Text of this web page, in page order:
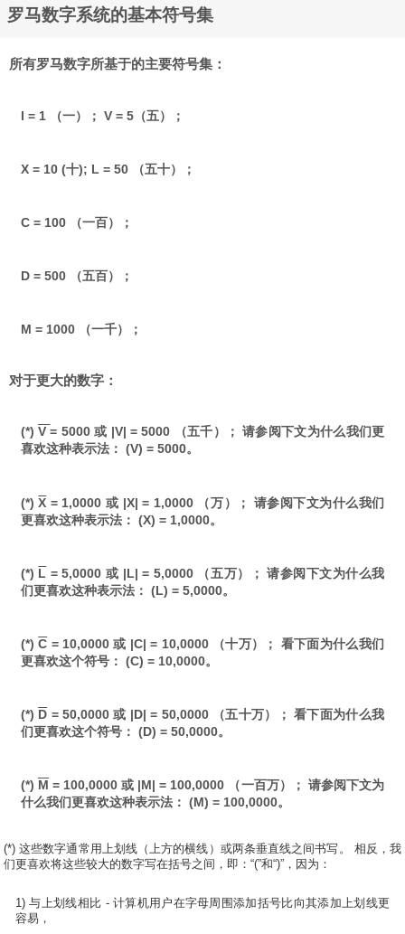
罗马数字系统的基本符号集
所有罗马数字所基于的主要符号集：
I = 1 （一）； V = 5（五）；
X = 10 (十); L = 50 （五十）；
C = 100 （一百）；
D = 500 （五百）；
M = 1000 （一千）；
对于更大的数字：
(*)V= 5000 或 |V| = 5000 （五千）； 请参阅下文为什么我们更
喜欢这种表示法： (V) = 5000。
(*)X = 1,0000 或 |X| = 1,0000 （万）； 请参阅下文为什么我们
更喜欢这种表示法： (X) = 1,0000。
(*) L = 5,0000 或 |L| = 5,0000 （五万）； 请参阅下文为什么我
们更喜欢这种表示法： (L) = 5,0000。
(*)C = 10,0000 或 |C| = 10,0000 （十万）； 看下面为什么我们
更喜欢这个符号： (C) = 10,0000。
(*) D = 50,0000 或 |D| = 50,0000 （五十万）； 看下面为什么我
们更喜欢这个符号： (D) = 50,0000。
(*) M = 100,0000 或 |M| = 100,0000 （一百万）； 请参阅下文为
什么我们更喜欢这种表示法： (M) = 100,0000。
(*) 这些数字通常用上划线（上方的横线）或两条垂直线之间书写。 相反，我
们更喜欢将这些较大的数字写在括号之间，即：“(”和“)”，因为：
1) 与上划线相比 - 计算机用户在字母周围添加括号比向其添加上划线更
容易，